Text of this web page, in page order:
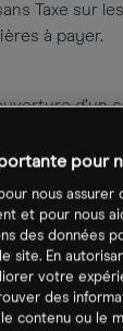
Taxe sur
à payer.
d’un
limité.
notre
(0) 1 53 83 14
pour
nous assurer
et pour nous
des données
site. En
votre
des
contenu ou le